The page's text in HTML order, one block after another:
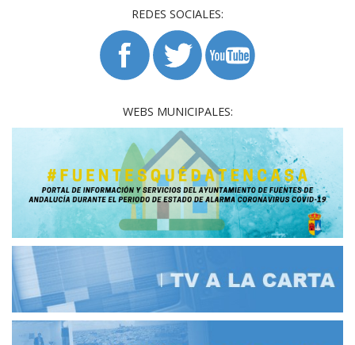
REDES SOCIALES:
WEBS MUNICIPALES: